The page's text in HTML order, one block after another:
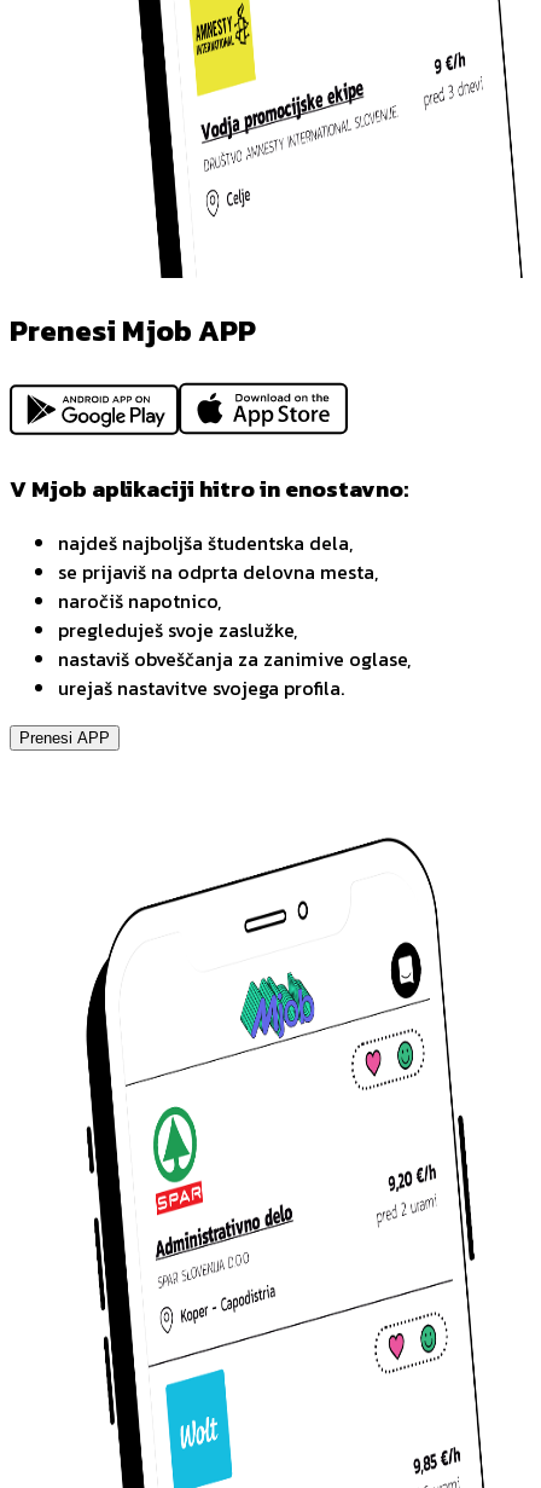
Prenesi Mjob APP
V Mjob aplikaciji hitro in enostavno:
najdeš najboljša študentska dela,
se prijaviš na odprta delovna mesta,
naročiš napotnico,
pregleduješ svoje zaslužke,
nastaviš obveščanja za zanimive oglase,
urejaš nastavitve svojega profila.
Prenesi APP